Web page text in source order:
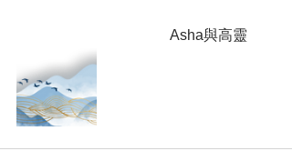
                                          Asha與高靈